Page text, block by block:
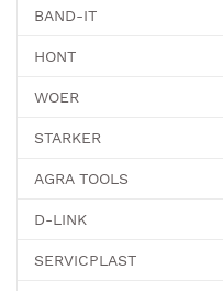
BAND-IT
HONT
WOER
STARKER
AGRA TOOLS
D-LINK
SERVICPLAST